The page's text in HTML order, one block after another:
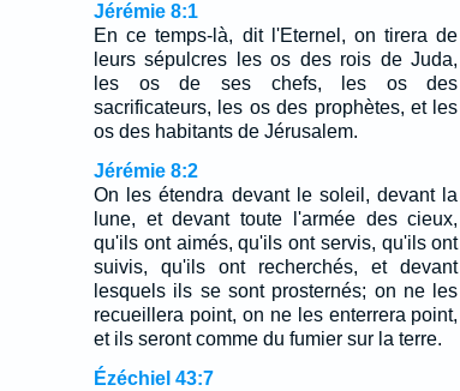
Jérémie 8:1
En ce temps-là, dit l'Eternel, on tirera de
leurs sépulcres les os des rois de Juda,
les os de ses chefs, les os des
sacrificateurs, les os des prophètes, et les
os des habitants de Jérusalem.
Jérémie 8:2
On les étendra devant le soleil, devant la
lune, et devant toute l'armée des cieux,
qu'ils ont aimés, qu'ils ont servis, qu'ils ont
suivis, qu'ils ont recherchés, et devant
lesquels ils se sont prosternés; on ne les
recueillera point, on ne les enterrera point,
et ils seront comme du fumier sur la terre.
Ézéchiel 43:7